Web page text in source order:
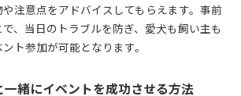
注意点をアドバイスしてもらえます。事前
、当日のトラブルを防ぎ、愛犬も飼い主も
ト参加が可能となります。
緒にイベントを成功させる方法